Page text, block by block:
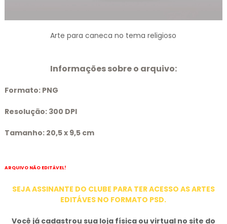
Arte para caneca no tema religioso
Informações sobre o arquivo:
Formato: PNG
Resolução: 300 DPI
Tamanho: 20,5 x 9,5 cm
ARQUIVO NÃO EDITÁVEL!
SEJA ASSINANTE DO CLUBE PARA TER ACESSO AS ARTES
EDITÁVES NO FORMATO PSD.
Você já cadastrou sua loja física ou virtual no site do